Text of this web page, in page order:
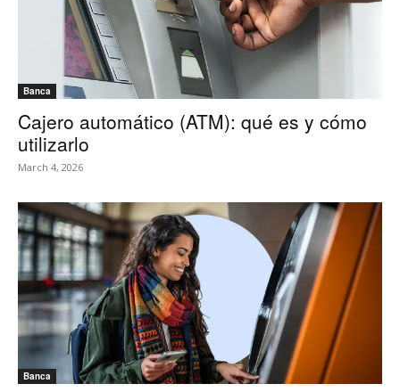
Banca
Cajero automático (ATM): qué es y cómo
utilizarlo
March 4, 2026
Banca